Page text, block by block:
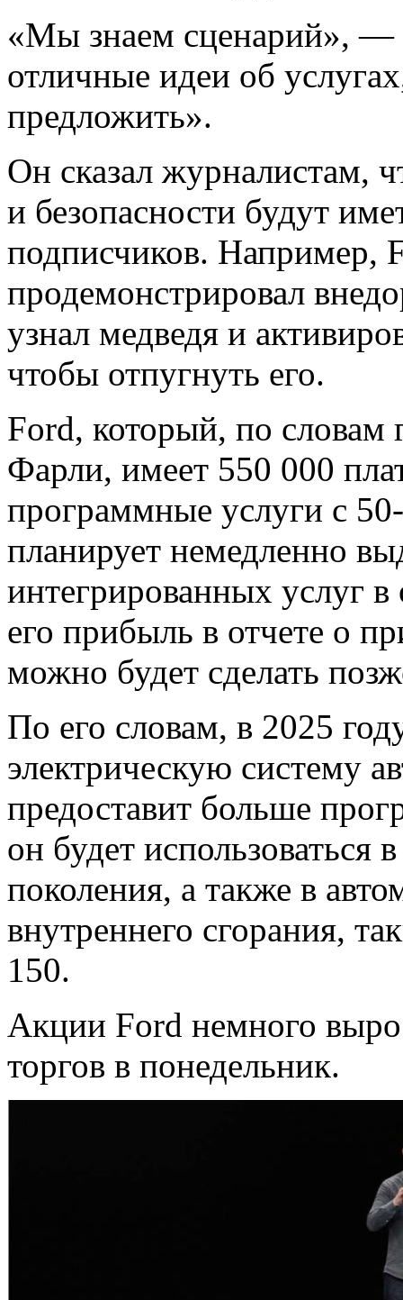
«Мы знаем сценарий», —
отличные идеи об
предложить».
Он сказал журналистам,
и безопасности будут
подписчиков. Например,
продемонстрировал
узнал медведя и
чтобы отпугнуть его.
Ford, который, по словам
Фарли, имеет 550 000
программные услуги с
планирует немедленно
интегрированных услуг
его прибыль в отчете о
можно будет сделать
По его словам, в 2025
электрическую систему
предоставит больше
он будет использоваться
поколения, а также в
внутреннего сгорания,
150.
Акции Ford немного
торгов в понедельник.